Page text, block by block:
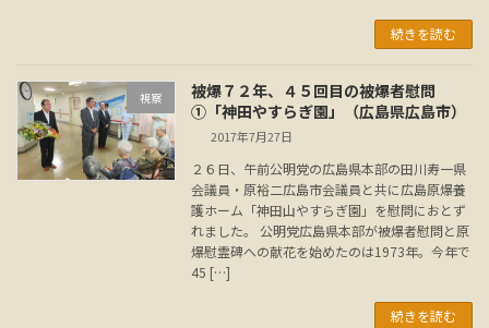
続きを読む
視察
被爆７２年、４５回目の被爆者慰問
①「神田やすらぎ園」（広島県広島市）
2017年7月27日
２６日、午前公明党の広島県本部の田川寿一県
会議員・原裕二広島市会議員と共に広島原爆養
護ホーム「神田山やすらぎ園」を慰問におとず
れました。 公明党広島県本部が被爆者慰問と原
爆慰霊碑への献花を始めたのは1973年。今年で
45 […]
続きを読む